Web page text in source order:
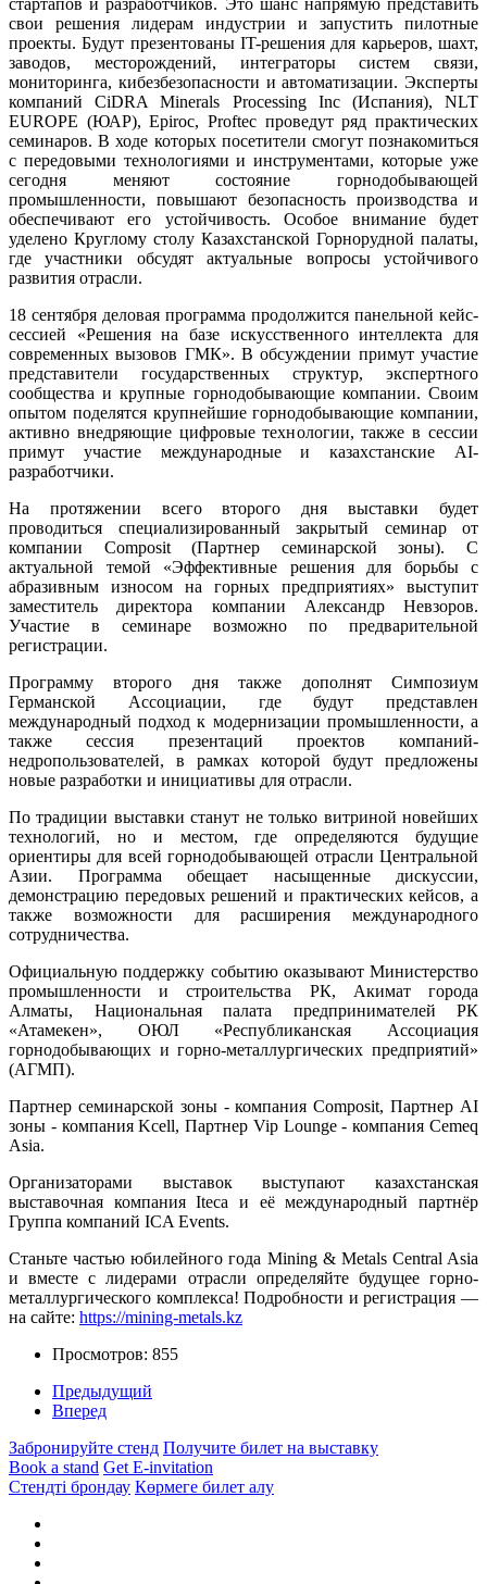
стартапов и разработчиков. Это шанс напрямую представить
свои решения лидерам индустрии и запустить пилотные
проекты. Будут презентованы IT-решения для карьеров, шахт,
заводов, месторождений, интеграторы систем связи,
мониторинга, кибезбезопасности и автоматизации. Эксперты
компаний CiDRA Minerals Processing Inc (Испания), NLT
EUROPE (ЮАР), Epiroc, Proftec проведут ряд практических
семинаров. В ходе которых посетители смогут познакомиться
с передовыми технологиями и инструментами, которые уже
сегодня меняют состояние горнодобывающей
промышленности, повышают безопасность производства и
обеспечивают его устойчивость. Особое внимание будет
уделено Круглому столу Казахстанской Горнорудной палаты,
где участники обсудят актуальные вопросы устойчивого
развития отрасли.
18 сентября деловая программа продолжится панельной кейс-
сессией «Решения на базе искусственного интеллекта для
современных вызовов ГМК». В обсуждении примут участие
представители государственных структур, экспертного
сообщества и крупные горнодобывающие компании. Своим
опытом поделятся крупнейшие горнодобывающие компании,
активно внедряющие цифровые технологии, также в сессии
примут участие международные и казахстанские AI-
разработчики.
На протяжении всего второго дня выставки будет
проводиться специализированный закрытый семинар от
компании Composit (Партнер семинарской зоны). С
актуальной темой «Эффективные решения для борьбы с
абразивным износом на горных предприятиях» выступит
заместитель директора компании Александр Невзоров.
Участие в семинаре возможно по предварительной
регистрации.
Программу второго дня также дополнят Симпозиум
Германской Ассоциации, где будут представлен
международный подход к модернизации промышленности, а
также сессия презентаций проектов компаний-
недропользователей, в рамках которой будут предложены
новые разработки и инициативы для отрасли.
По традиции выставки станут не только витриной новейших
технологий, но и местом, где определяются будущие
ориентиры для всей горнодобывающей отрасли Центральной
Азии. Программа обещает насыщенные дискуссии,
демонстрацию передовых решений и практических кейсов, а
также возможности для расширения международного
сотрудничества.
Официальную поддержку событию оказывают Министерство
промышленности и строительства РК, Акимат города
Алматы, Национальная палата предпринимателей РК
«Атамекен», ОЮЛ «Республиканская Ассоциация
горнодобывающих и горно-металлургических предприятий»
(АГМП).
Партнер семинарской зоны - компания Composit, Партнер AI
зоны - компания Kcell, Партнер Vip Lounge - компания Cemeq
Asia.
Организаторами выставок выступают казахстанская
выставочная компания Iteca и её международный партнёр
Группа компаний ICA Events.
Станьте частью юбилейного года Mining & Metals Central Asia
и вместе с лидерами отрасли определяйте будущее горно-
металлургического комплекса! Подробности и регистрация —
на сайте: https://mining-metals.kz
Просмотров: 855
Предыдущий
Вперед
Забронируйте стенд Получите билет на выставку
Book a stand Get E-invitation
Стендті брондау Көрмеге билет алу